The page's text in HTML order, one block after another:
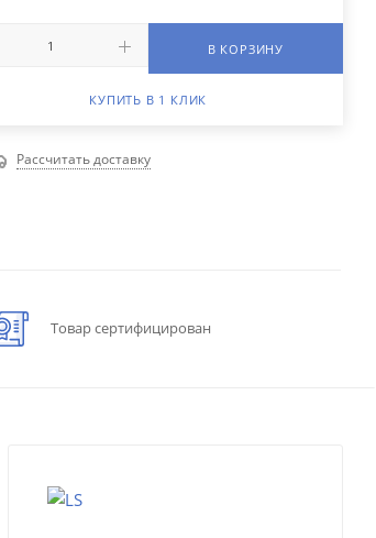
В КОРЗИНУ
КУПИТЬ В 1 КЛИК
Рассчитать доставку
Товар сертифицирован